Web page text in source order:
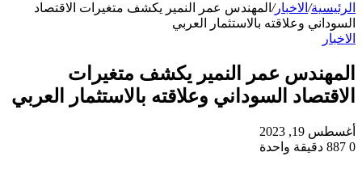
الرئيسية/ الاخبار/ المهندس عمر النمير يكشف متغيرات الاقتصاد
السوداني وعلاقته بالاستثمار العربي
الاخبار
المهندس عمر النمير يكشف متغيرات
الاقتصاد السوداني وعلاقته بالاستثمار العربي
أغسطس 19, 2023
0
دقيقة واحدة